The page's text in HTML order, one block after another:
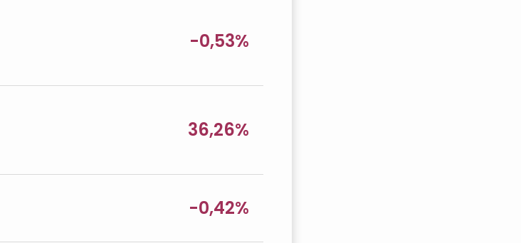
-0,53%
36,26%
-0,42%